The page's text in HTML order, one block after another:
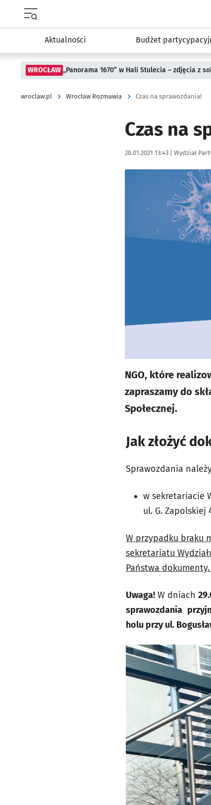
Aktualności Budżet
WROCŁAW „Panorama 1670” w Hali Stulecia – zdjęcia z
wroclaw.pl Wrocław Rozmawia Czas na sprawozdania!
Czas na
Data publikacji:
28.01.2021 13:43 | Autor:
Wydział
Kliknij, aby powiększyć
NGO, które
zapraszamy do
Społecznej.
Jak złożyć
Sprawozdania
w sekretariacie
ul. G.
W przypadku braku
sekretariatu
Państwa dokumenty.
Uwaga! W dniach
sprawozdania
holu przy ul.